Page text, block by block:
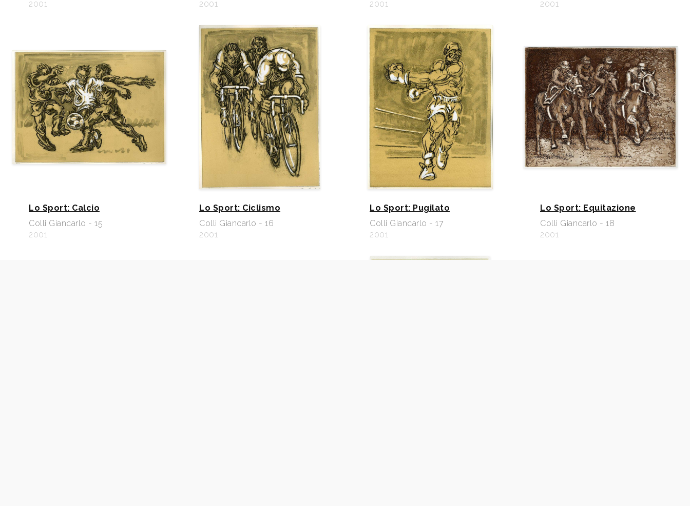
2001
2001
2001
2001
Lo Sport: Calcio
Colli Giancarlo - 15
2001
Lo Sport: Ciclismo
Colli Giancarlo - 16
2001
Lo Sport: Pugilato
Colli Giancarlo - 17
2001
Lo Sport: Equitazione
Colli Giancarlo - 18
2001